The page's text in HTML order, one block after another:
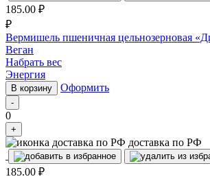
185.00 ₽
₽
Вермишель пшеничная цельнозерновая
Веган
Набрать вес
Энергия
В корзину Оформить
-
0
+
доставка по РФ
185.00 ₽